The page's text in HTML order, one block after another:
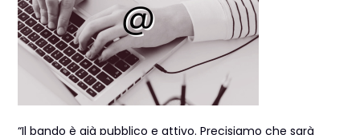
“Il bando è già pubblico e attivo. Precisiamo che sarà